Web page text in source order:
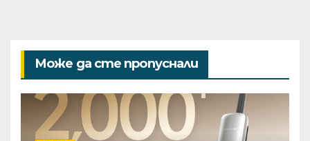
Може да сте пропуснали